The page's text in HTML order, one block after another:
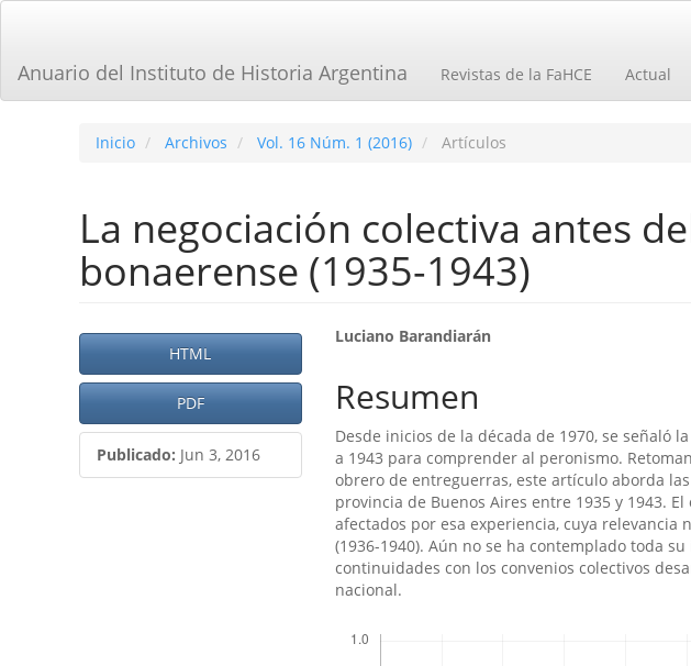
principal
Barra
Anuario del Instituto de Historia Argentina Revistas de la FaHCE Actual
Inicio Archivos Vol. 16 Núm. 1 (2016) Artículos
La negociación colectiva antes
bonaerense (1935-1943)
Barra
lateral
del
artículo
HTML
PDF
Publicado: Jun 3, 2016
Contenido
principal
del
artículo
Luciano Barandiarán
Resumen
Desde inicios de la década de 1970, se señaló
a 1943 para comprender al peronismo.
obrero de entreguerras, este artí­culo aborda
provincia de Buenos Aires entre 1935 y 1943.
afectados por esa experiencia, cuya
(1936-1940). Aún no se ha contemplado toda
continuidades con los convenios colectivos
nacional.